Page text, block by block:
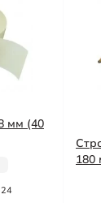
мм (40
180